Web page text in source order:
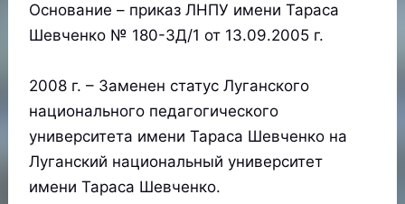
Основание – приказ ЛНПУ имени Тараса
Шевченко № 180-3Д/1 от 13.09.2005 г.
2008 г. – Заменен статус Луганского
национального педагогического
университета имени Тараса Шевченко на
Луганский национальный университет
имени Тараса Шевченко.